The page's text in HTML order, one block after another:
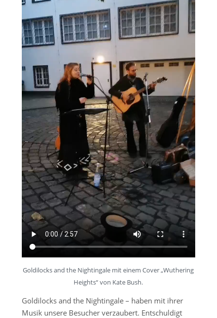
Goldilocks and the Nightingale mit einem Cover „Wuthering
Heights“ von Kate Bush.
Goldilocks and the Nightingale – haben mit ihrer
Musik unsere Besucher verzaubert. Entschuldigt